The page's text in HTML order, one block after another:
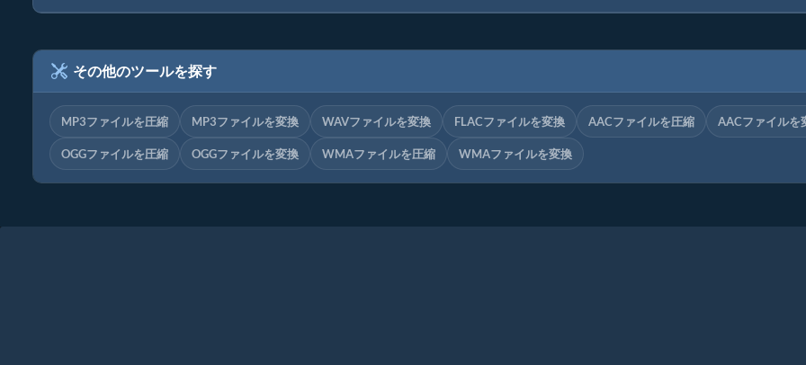
その他のツールを探す
MP3ファイルを圧縮 MP3ファイルを変換 WAVファイルを変換 FLACファイルを変換 AACファイルを圧縮 AACファイルを
OGGファイルを圧縮 OGGファイルを変換 WMAファイルを圧縮 WMAファイルを変換